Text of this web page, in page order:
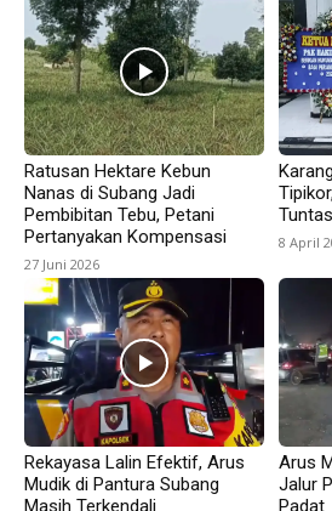
Ratusan Hektare Kebun
Nanas di Subang Jadi
Pembibitan Tebu, Petani
Pertanyakan Kompensasi
27 Juni 2026
8 April
Rekayasa Lalin Efektif, Arus
Mudik di Pantura Subang
Masih Terkendali
Arus
Jalur
Padat